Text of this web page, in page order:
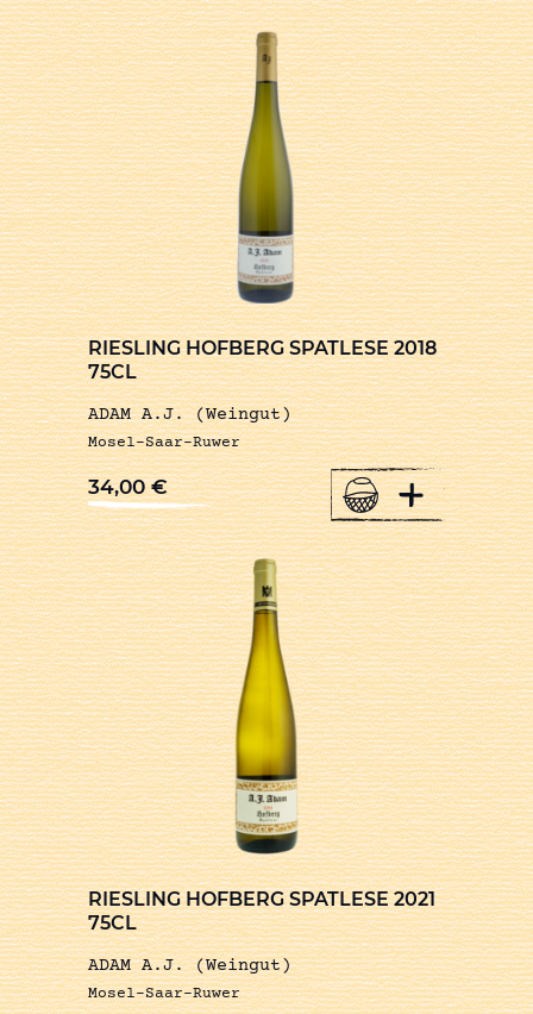
RIESLING HOFBERG SPATLESE 2018
75CL
ADAM A.J. (Weingut)
Mosel-Saar-Ruwer
34,00€ +
RIESLING HOFBERG SPATLESE 2021
75CL
ADAM A.J. (Weingut)
Mosel-Saar-Ruwer